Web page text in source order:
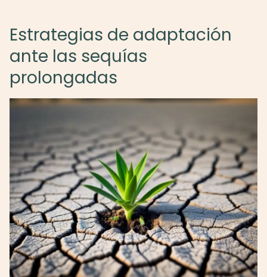
Estrategias de adaptación
ante las sequías
prolongadas